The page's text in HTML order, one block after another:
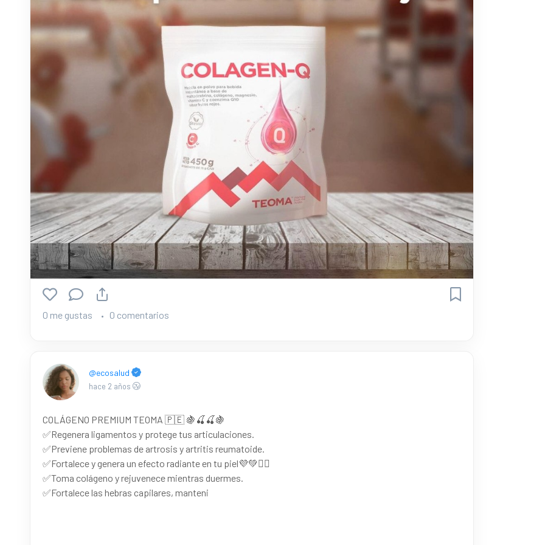
0 me gustas 0 comentarios
@ecosalud
hace 2 años
COLÁGENO PREMIUM TEOMA 🇵🇪 🍇🍒🍒🍇
✅Regenera ligamentos y protege tus articulaciones.
✅Previene problemas de artrosis y artritis reumatoide.
✅Fortalece y genera un efecto radiante en tu piel💜💚💆‍♀️
✅Toma colágeno y rejuvenece mientras duermes.
✅Fortalece las hebras capilares, manteni